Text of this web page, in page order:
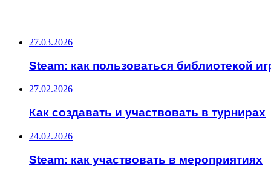
27.03.2026
Steam: как пользоваться библиотекой
27.02.2026
Как создавать и участвовать в турнирах
24.02.2026
Steam: как участвовать в мероприятиях